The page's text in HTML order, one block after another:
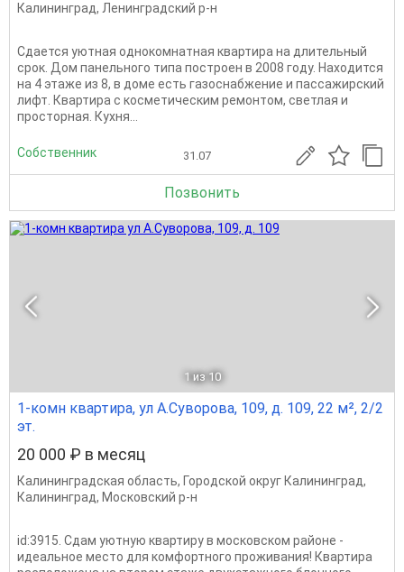
Калининград, Ленинградский р-н
Сдается уютная однокомнатная квартира на длительный
срок. Дом панельного типа построен в 2008 году. Находится
на 4 этаже из 8, в доме есть газоснабжение и пассажирский
лифт. Квартира с косметическим ремонтом, светлая и
просторная. Кухня...
Собственник 31.07
Позвонить
1 из 10
1-комн квартира, ул А.Суворова, 109, д. 109, 22 м², 2/2
эт.
20 000 ₽ в месяц
Калининградская область, Городской округ Калининград,
Калининград, Московский р-н
id:3915. Сдам уютную квартиру в московском районе -
идеальное место для комфортного проживания! Квартира